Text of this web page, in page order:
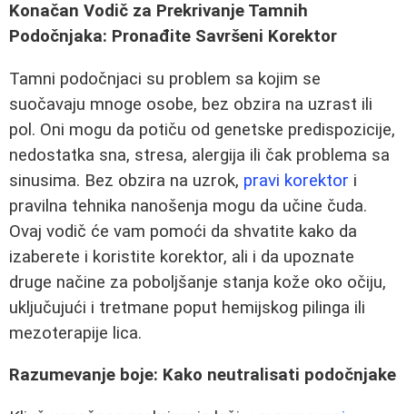
Konačan Vodič za Prekrivanje Tamnih
Podočnjaka: Pronađite Savršeni Korektor
Tamni podočnjaci su problem sa kojim se
suočavaju mnoge osobe, bez obzira na uzrast ili
pol. Oni mogu da potiču od genetske predispozicije,
nedostatka sna, stresa, alergija ili čak problema sa
sinusima. Bez obzira na uzrok, pravi korektor i
pravilna tehnika nanošenja mogu da učine čuda.
Ovaj vodič će vam pomoći da shvatite kako da
izaberete i koristite korektor, ali i da upoznate
druge načine za poboljšanje stanja kože oko očiju,
uključujući i tretmane poput hemijskog pilinga ili
mezoterapije lica.
Razumevanje boje: Kako neutralisati podočnjake